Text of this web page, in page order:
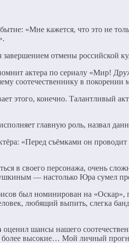
«Мне кажется, что это не
отмены российской
актера по сериалу «Мир!
соотечественнику в покорении
этого, конечно. Талантливый
главную роль, назвал
«Перед съёмками он
в своего персонажа, очень
— настолько Юра сумел
был номинирован на «Оскар»,
любящий выпить, слегка
оценил шансы нашего
более высокие… Мой личный